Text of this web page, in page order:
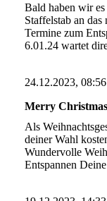
Bald haben wir es
Staffelstab an
Termine zum
6.01.24 wartet
24.12.2023, 08:56
Merry Christmas
Als
deiner Wahl
Wundervolle
Entspannen